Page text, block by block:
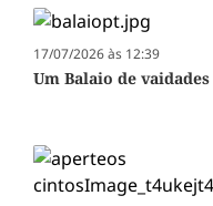
17/07/2026 às 12:39
Um Balaio de vaidades